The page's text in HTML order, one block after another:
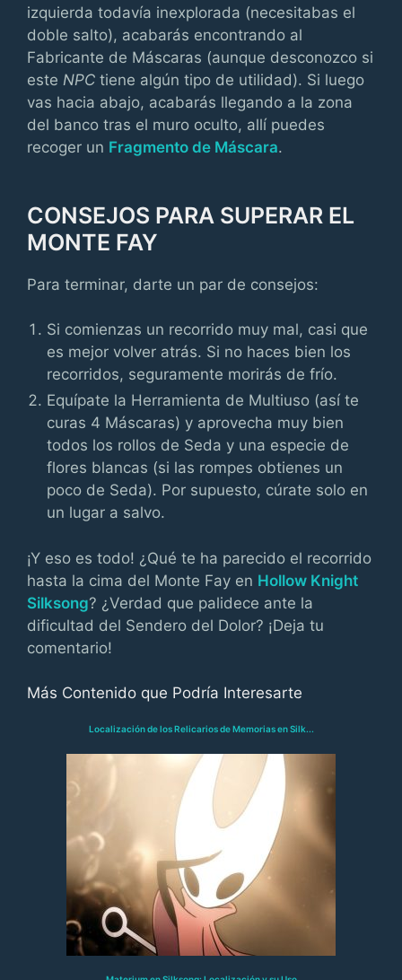
izquierda todavía inexplorada (necesitabas el
doble salto), acabarás encontrando al
Fabricante de Máscaras (aunque desconozco si
este NPC tiene algún tipo de utilidad). Si luego
vas hacia abajo, acabarás llegando a la zona
del banco tras el muro oculto, allí puedes
recoger un Fragmento de Máscara.
CONSEJOS PARA SUPERAR EL
MONTE FAY
Para terminar, darte un par de consejos:
Si comienzas un recorrido muy mal, casi que
es mejor volver atrás. Si no haces bien los
recorridos, seguramente morirás de frío.
Equípate la Herramienta de Multiuso (así te
curas 4 Máscaras) y aprovecha muy bien
todos los rollos de Seda y una especie de
flores blancas (si las rompes obtienes un
poco de Seda). Por supuesto, cúrate solo en
un lugar a salvo.
¡Y eso es todo! ¿Qué te ha parecido el recorrido
hasta la cima del Monte Fay en Hollow Knight
Silksong? ¿Verdad que palidece ante la
dificultad del Sendero del Dolor? ¡Deja tu
comentario!
Más Contenido que Podría Interesarte
Localización de los Relicarios de Memorias en Silk...